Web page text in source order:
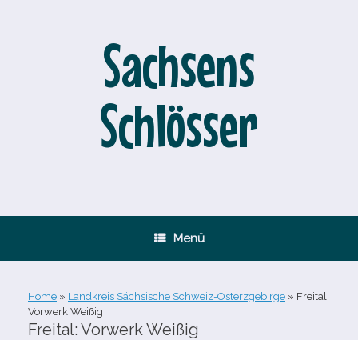
Sachsens
Schlösser
Menü
Home » Landkreis Sächsische Schweiz-Osterzgebirge » Freital:
Vorwerk Weißig
Freital: Vorwerk Weißig